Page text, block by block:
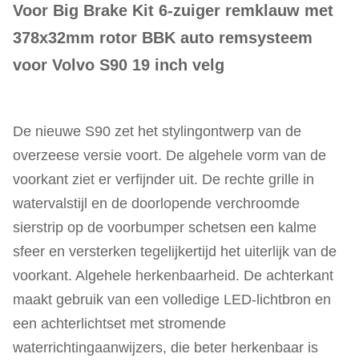
Voor Big Brake Kit 6-zuiger remklauw met
378x32mm rotor BBK auto remsysteem
voor Volvo S90 19 inch velg
De nieuwe S90 zet het stylingontwerp van de
overzeese versie voort. De algehele vorm van de
voorkant ziet er verfijnder uit. De rechte grille in
watervalstijl en de doorlopende verchroomde
sierstrip op de voorbumper schetsen een kalme
sfeer en versterken tegelijkertijd het uiterlijk van de
voorkant. Algehele herkenbaarheid. De achterkant
maakt gebruik van een volledige LED-lichtbron en
een achterlichtset met stromende
waterrichtingaanwijzers, die beter herkenbaar is